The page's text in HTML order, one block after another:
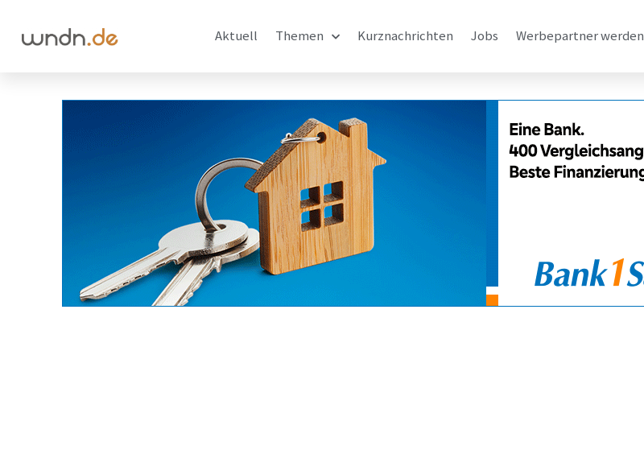
Aktuell Themen Kurznachrichten Jobs Werbepartner werden